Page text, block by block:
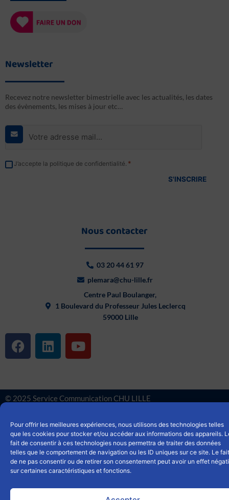
Pour offrir les meilleures expériences, nous utilisons des technologies telles
que les cookies pour stocker et/ou accéder aux informations des appareils.
fait de consentir à ces technologies nous permettra de traiter des données
telles que le comportement de navigation ou les ID uniques sur ce site. Le fait
de ne pas consentir ou de retirer son consentement peut avoir un effet
sur certaines caractéristiques et fonctions.
Newsletter
Recevez notre newsletter bimestrielle avec les actualités, les dates
des évènements, les mises à jour etc…
E-
mail
RGPD
J’accepte la politique de confidentialité. *
Nous contacter
03 20 44 61 97
plemara@chu-lille.fr
Centre Paul Boulanger,
1 Boulevard du Professeur Jules Leclercq
59000 Lille
F
a
b
o
k
L
i
e
d
n
Y
o
u
b
© 2025 Service Communication CHU LILLE